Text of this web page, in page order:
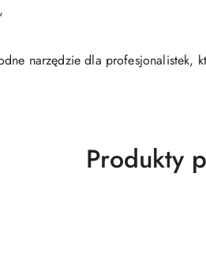
narzędzie dla profesjonalistek,
Produkty
Produkty